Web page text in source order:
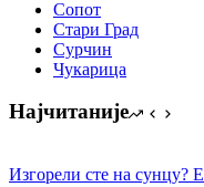
Сопот
Стари Град
Сурчин
Чукарица
Најчитаније
Изгорели сте на сунцу?